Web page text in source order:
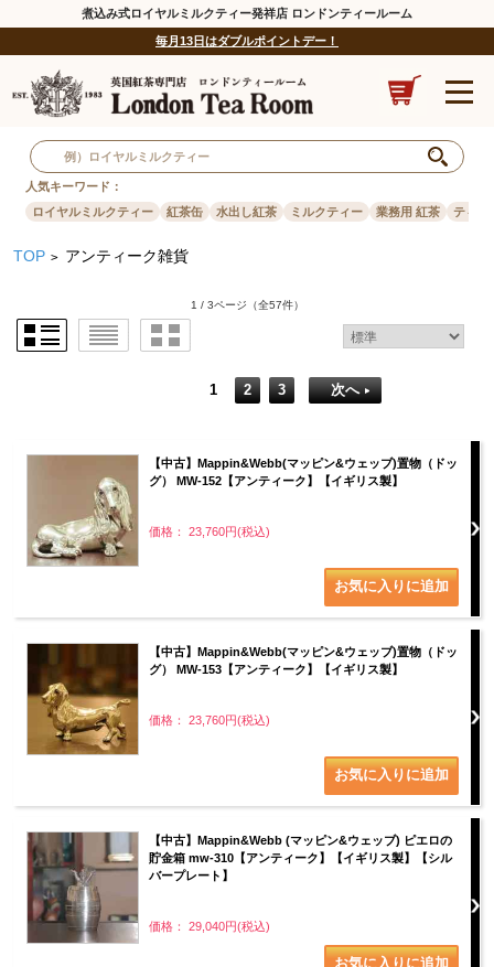
煮込み式ロイヤルミルクティー発祥店 ロンドンティールーム
毎月13日はダブルポイントデー！
人気キーワード：
ロイヤルミルクティー
紅茶缶 水出し紅茶 ミルクティー 業務用 紅茶 ティー
TOP > アンティーク雑貨
1 / 3ページ （全57件）
1 2 3 次へ
【中古】Mappin&Webb(マッピン&ウェッブ)置物（ドッ
グ） MW-152【アンティーク】【イギリス製】
価格： 23,760円(税込)
【中古】Mappin&Webb(マッピン&ウェッブ)置物（ドッ
グ） MW-153【アンティーク】【イギリス製】
価格： 23,760円(税込)
【中古】Mappin&Webb (マッピン&ウェッブ) ピエロの
貯金箱 mw-310【アンティーク】【イギリス製】【シル
バープレート】
価格： 29,040円(税込)